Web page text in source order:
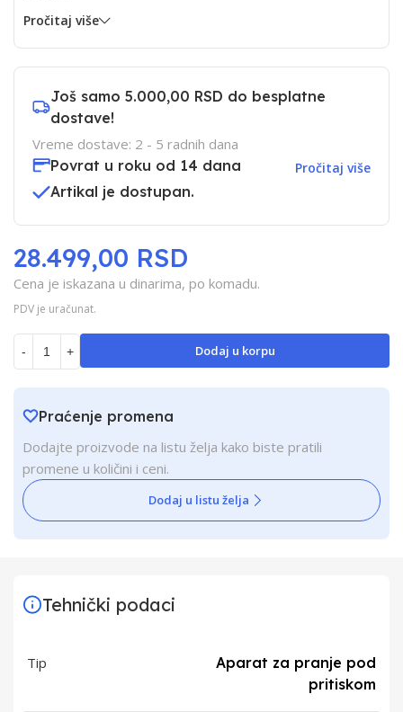
Pročitaj više
Još samo 5.000,00 RSD do besplatne
dostave!
Vreme dostave: 2 - 5 radnih dana
Povrat u roku od 14 dana
Pročitaj više
Artikal je dostupan.
Cena je iskazana u dinarima, po komadu.
PDV je uračunat.
28.499,00 RSD
- + Dodaj u korpu
Praćenje promena
Dodajte proizvode na listu želja kako biste pratili
promene u količini i ceni.
Dodaj u listu želja
Tehnički podaci
Tip
Aparat za pranje pod
pritiskom